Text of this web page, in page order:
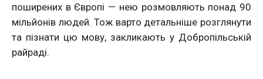
поширених в Європі — нею розмовляють понад 90
мільйонів людей. Тож варто детальніше розглянути
та пізнати цю мову, закликають у Добропільській
райраді.